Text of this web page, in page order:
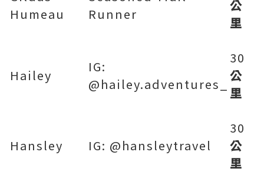
Humeau
Runner
公
里
Hailey
IG:
@hailey.adventures_
30
公
里
Hansley IG: @hansleytravel
30
公
里